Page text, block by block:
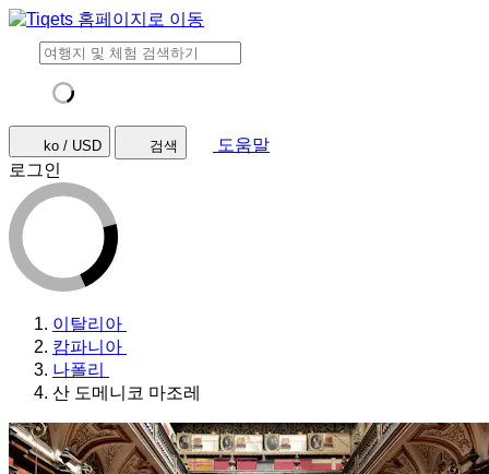
ko / USD 검색
도움말
로그인
이탈리아
캄파니아
나폴리
산 도메니코 마조레